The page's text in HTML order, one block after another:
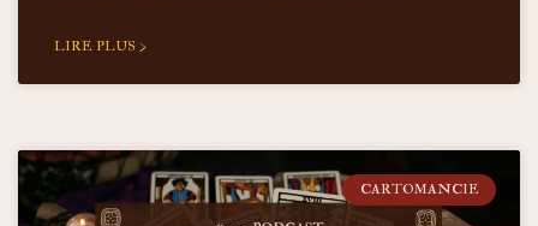
LIRE PLUS >
CARTOMANCIE